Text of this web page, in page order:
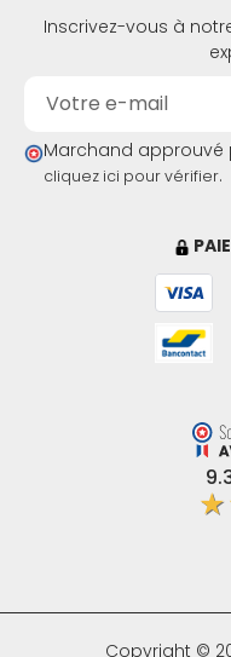
Inscrivez-vous à
Marchand approuvé
cliquez ici pour vérifier.
Copyright ©